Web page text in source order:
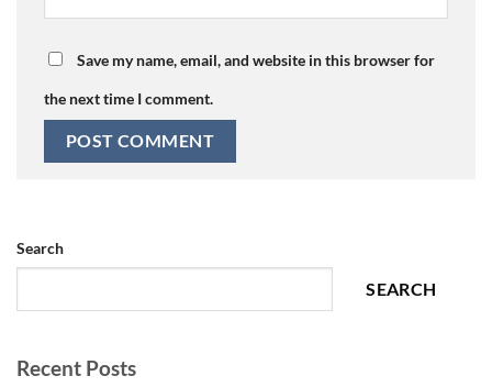
Save my name, email, and website in this browser for
the next time I comment.
Search
SEARCH
Recent Posts